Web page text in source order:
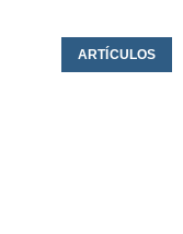
ARTÍCULOS